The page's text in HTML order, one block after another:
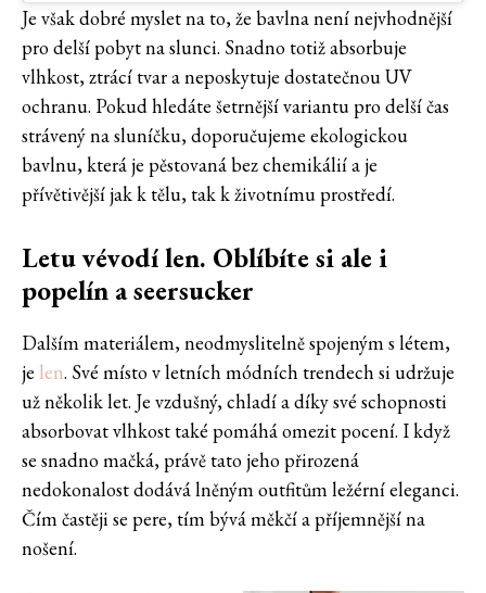
Je však dobré myslet na to, že bavlna není nejvhodnější
pro delší pobyt na slunci. Snadno totiž absorbuje
vlhkost, ztrácí tvar a neposkytuje dostatečnou UV
ochranu. Pokud hledáte šetrnější variantu pro delší čas
strávený na sluníčku, doporučujeme ekologickou
bavlnu, která je pěstovaná bez chemikálií a je
přívětivější jak k tělu, tak k životnímu prostředí.
Letu vévodí len. Oblíbíte si ale i
popelín a seersucker
Dalším materiálem, neodmyslitelně spojeným s létem,
je len. Své místo v letních módních trendech si udržuje
už několik let. Je vzdušný, chladí a díky své schopnosti
absorbovat vlhkost také pomáhá omezit pocení. I když
se snadno mačká, právě tato jeho přirozená
nedokonalost dodává lněným outfitům ležérní eleganci.
Čím častěji se pere, tím bývá měkčí a příjemnější na
nošení.